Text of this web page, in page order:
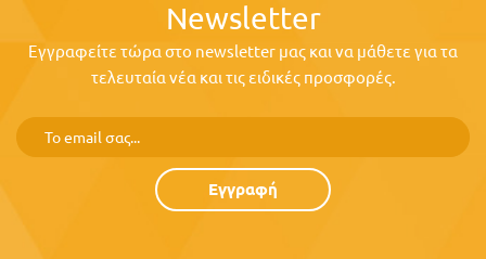
Newsletter
Εγγραφείτε τώρα στο newsletter μας και να μάθετε για τα
τελευταία νέα και τις ειδικές προσφορές.
Εγγραφή